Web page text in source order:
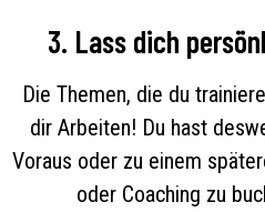
3. Lass dich
Die Themen, die du
dir Arbeiten! Du hast
Voraus oder zu einem
oder Coaching zu